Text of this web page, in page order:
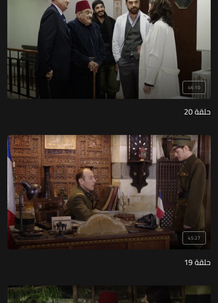
46:10
حلقة 20
45:27
حلقة 19